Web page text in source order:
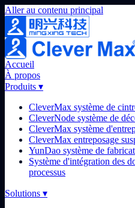
Aller au contenu principal
Accueil
À propos
Produits ▾
CleverMax système de
CleverNode système de
CleverMax système
CleverMax entreposage
YunDao système de
Système d'intégration des
processus
Solutions ▾